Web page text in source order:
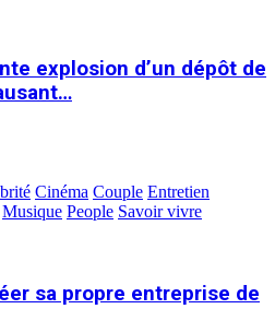
explosion d’un dépôt de
Cinéma Couple Entretien
Musique People Savoir vivre
sa propre entreprise de